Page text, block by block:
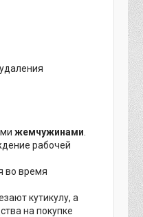
жемчужинами
рабочей
во время
кутикулу, а
на покупке